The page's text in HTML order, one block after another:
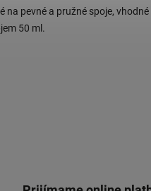
pevné a pružné spoje,
50 ml.